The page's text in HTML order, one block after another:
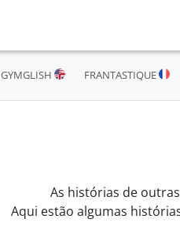
GYMGLISH FRANTASTIQUE
As histórias de
Aqui estão algumas